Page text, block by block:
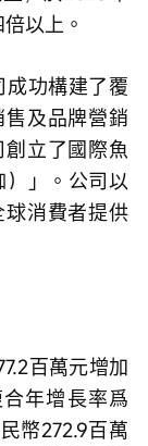
以上。
功構建了覆
及品牌營銷
立了國際魚
）」。公司以
消費者提供
百萬元增加
年增長率爲
幣272.9百萬